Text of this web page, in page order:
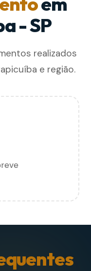
- SP
realizados
e região.